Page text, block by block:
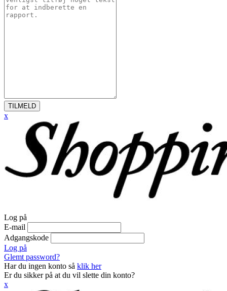
TILMELD
x
Log på
E-mail
Adgangskode
Log på
Glemt password?
Har du ingen konto så klik her
Er du sikker på at du vil slette din konto?
x